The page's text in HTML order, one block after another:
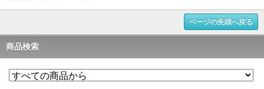
ページの先頭へ戻る
商品検索